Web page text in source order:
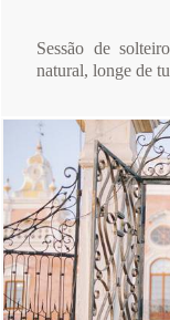
Sessão de
natural, longe de